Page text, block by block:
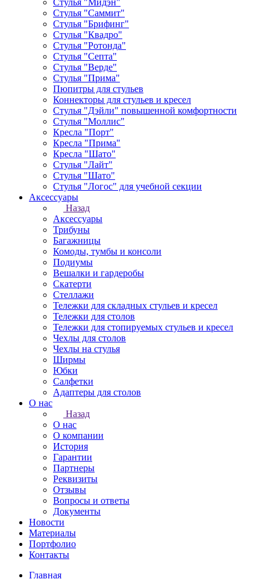
Стулья "Мидэн"
Стулья "Саммит"
Стулья "Брифинг"
Стулья "Квадро"
Стулья "Ротонда"
Стулья "Септа"
Стулья "Верде"
Стулья "Прима"
Пюпитры для стульев
Коннекторы для стульев и кресел
Стулья "Дэйли" повышенной комфортности
Стулья "Моллис"
Кресла "Порт"
Кресла "Прима"
Кресла "Шато"
Стулья "Лайт"
Стулья "Шато"
Стулья "Логос" для учебной секции
Аксессуары
Назад
Аксессуары
Трибуны
Багажницы
Комоды, тумбы и консоли
Подиумы
Вешалки и гардеробы
Скатерти
Стеллажи
Тележки для складных стульев и кресел
Тележки для столов
Тележки для стопируемых стульев и кресел
Чехлы для столов
Чехлы на стулья
Ширмы
Юбки
Салфетки
Адаптеры для столов
О нас
Назад
О нас
О компании
История
Гарантии
Партнеры
Реквизиты
Отзывы
Вопросы и ответы
Документы
Новости
Материалы
Портфолио
Контакты
Главная